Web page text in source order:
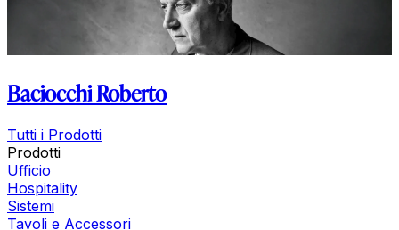
Baciocchi Roberto
Tutti i Prodotti
Prodotti
Ufficio
Hospitality
Sistemi
Tavoli e Accessori